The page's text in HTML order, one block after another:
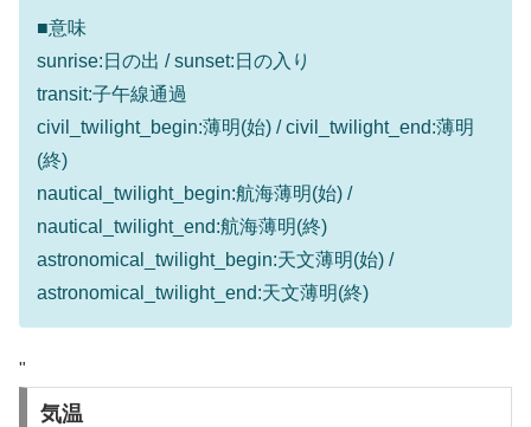
■意味
sunrise:日の出 / sunset:日の入り
transit:子午線通過
civil_twilight_begin:薄明(始) / civil_twilight_end:薄明
(終)
nautical_twilight_begin:航海薄明(始) /
nautical_twilight_end:航海薄明(終)
astronomical_twilight_begin:天文薄明(始) /
astronomical_twilight_end:天文薄明(終)
"
気温